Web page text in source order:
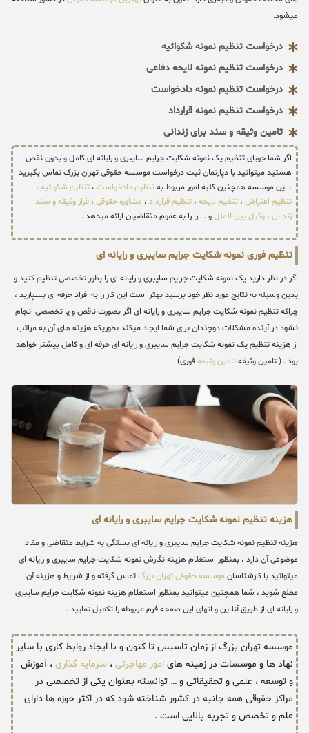
میشود.
درخواست تنظیم نمونه شکوائیه
درخواست تنظیم نمونه لایحه دفاعی
درخواست تنظیم نمونه دادخواست
درخواست تنظیم نمونه قرارداد
تامین وثیقه و سند برای زندانی
اگر شما جویای تنظیم یک نمونه شکایت جرایم سایبری و رایانه ای کامل و بدون نقص
هستید میتوانید با دپارتمان ثبت درخواست موسسه حقوقی تهران بزرگ تماس بگیرید
، این موسسه همچنین کلیه امور مربوط بهتنظیم دادخواست ، تنظیم شکوائیه ،
تنظیم اعتراض ، تنظیم لایحه ، تنظیم قرارداد ، مشاوره حقوقی ، قرار وثیقه و سند
زندانی ، وکیل بین المللو ... را را به عموم متقاضیان ارائه میدهد .
تنظیم فوری نمونه شکایت جرایم سایبری و رایانه ای
اگر در نظر دارید یک نمونه شکایت جرایم سایبری و رایانه ای را بطور تخصصی تنظیم کنید و
بدین وسیله به نتایج مورد نظر خود برسید بهتر است این کار را به افراد حرفه ای بسپارید ،
چراکه تنظیم نمونه شکایت جرایم سایبری و رایانه ای اگر بصورت ناقص و یا تخصصی انجام
نشود در آینده مشکلات دوچندان برای شما ایجاد میکند بطوریکه هزینه های آن به مراتب
از هزینه تنظیم یک نمونه شکایت جرایم سایبری و رایانه ای حرفه ای و کامل بیشتر خواهد
بود . ( تامین وثیقهتامین وثیقهفوری)
هزینه تنظیم نمونه شکایت جرایم سایبری و رایانه ای
هزینه تنظیم نمونه شکایت جرایم سایبری و رایانه ای بستگی به شرایط متقاضی و مفاد
موضوعی آن دارد ، بمنظور استغلام هزینه نگارش نمونه شکایت جرایم سایبری و رایانه ای
میتوانید با کارشناسان موسسه حقوقی تهران بزرگتماس گرفته و از شرایط و هزینه آن
مطلع شوید ، شما همچنین میتوانید بمنظور استعلام هزینه نمونه شکایت جرایم سایبری
و رایانه ای از طریق آنلاین و انهای این صفحه فرم مربوطه را تکمیل نمایید .
موسسه تهران بزرگ از زمان تاسیس تا کنون و با ایجاد روابط کاری با سایر
نهاد ها و موسسات در زمینه های امور مهاجرتی ، سرمایه گذاری ، آموزش
و توسعه ، علمی و تحقیقاتی و … توانسته بعنوان یکی از تخصصی در
مراکز حقوقی همه جانبه در کشور شناخته شود که در اکثر حوزه ها دارای
علم و تخصص و تجربه بالایی است .